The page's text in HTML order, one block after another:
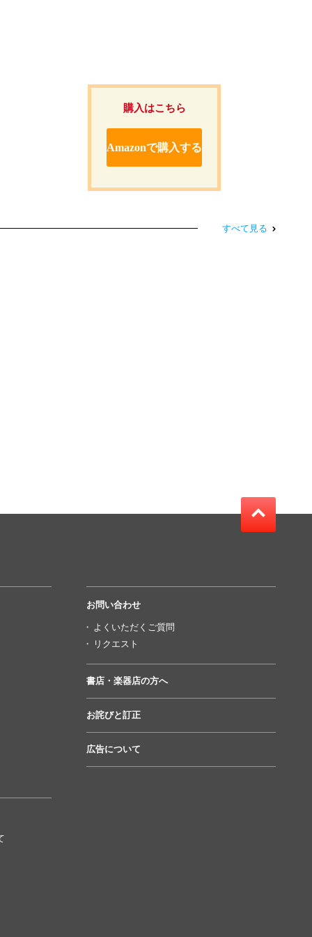
購入はこちら
Amazonで購入する
すべて見る
お問い合わせ
よくいただくご質問
リクエスト
書店・楽器店の方へ
お詫びと訂正
広告について